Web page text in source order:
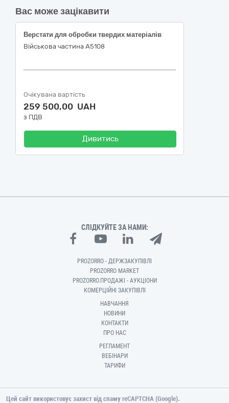
Вас може зацікавити
Верстати для обробки твердих матеріалів
Військова частина А5108
Очікувана вартість
259 500,00 UAH
з ПДВ
Дивитись
СЛІДКУЙТЕ ЗА НАМИ:
PROZORRO - ДЕРЖЗАКУПІВЛІ
PROZORRO MARKET
PROZORRO.ПРОДАЖІ - АУКЦІОНИ
КОМЕРЦІЙНІ ЗАКУПІВЛІ
НАВЧАННЯ
НОВИНИ
КОНТАКТИ
ПРО НАС
РЕГЛАМЕНТ
ВЕБІНАРИ
ТАРИФИ
Цей сайт використовує захист від спаму reCAPTCHA (Google).